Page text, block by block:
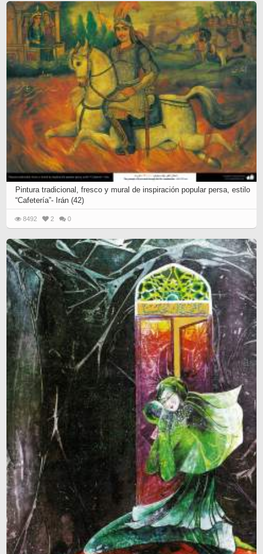
Pintura tradicional, fresco y mural de inspiración popular persa, estilo
“Cafetería”- Irán (42)
8492 2 0